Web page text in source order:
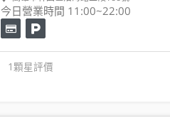
今日營業時間 11:00~22:00
1顆星評價